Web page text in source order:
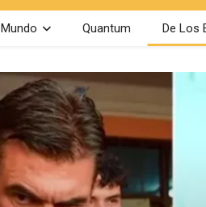
Mundo Quantum De Los